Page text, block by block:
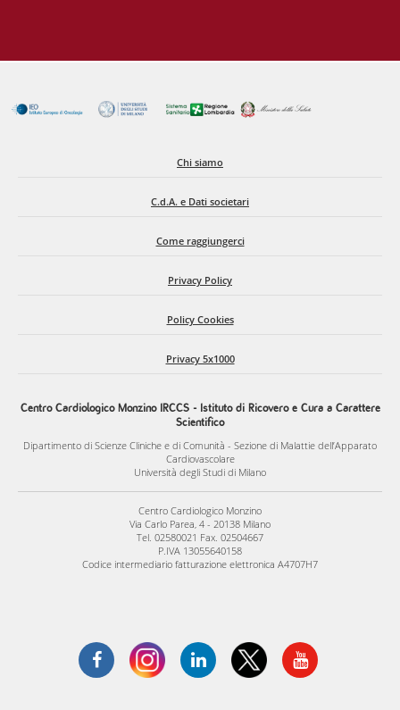
Chi siamo
C.d.A. e Dati societari
Come raggiungerci
Privacy Policy
Policy Cookies
Privacy 5x1000
Centro Cardiologico Monzino IRCCS - Istituto di Ricovero e Cura a Carattere
Scientifico
Dipartimento di Scienze Cliniche e di Comunità - Sezione di Malattie dell’Apparato
Cardiovascolare
Università degli Studi di Milano
Centro Cardiologico Monzino
Via Carlo Parea, 4 - 20138 Milano
Tel. 02580021 Fax. 02504667
P.IVA 13055640158
Codice intermediario fatturazione elettronica A4707H7